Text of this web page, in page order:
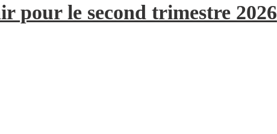
pour le second trimestre 2026